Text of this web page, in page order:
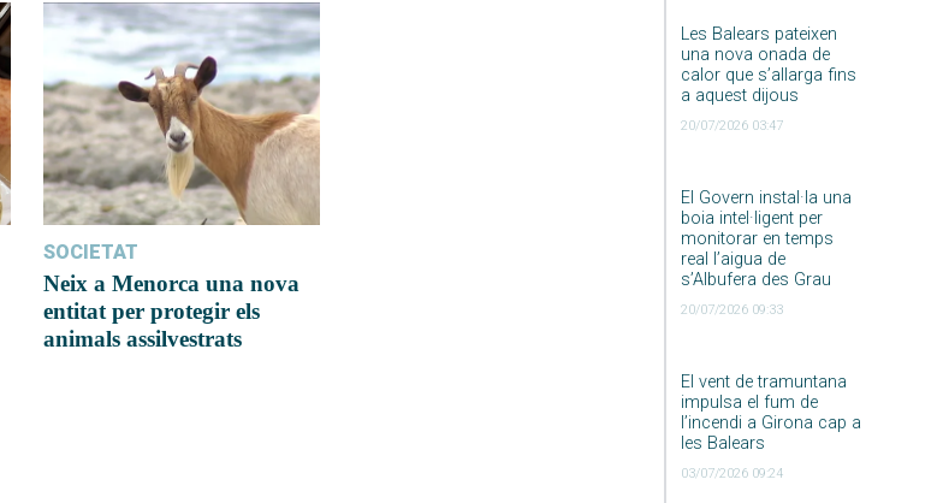
Les Balears pateixen
una nova onada de
calor que s’allarga fins
a aquest dijous
20/07/2026 03:47
El Govern instal·la una
boia intel·ligent per
monitorar en temps
real l’aigua de
s’Albufera des Grau
20/07/2026 09:33
El vent de tramuntana
impulsa el fum de
l’incendi a Girona cap a
les Balears
03/07/2026 09:24
SOCIETAT
Neix a Menorca una nova
entitat per protegir els
animals assilvestrats